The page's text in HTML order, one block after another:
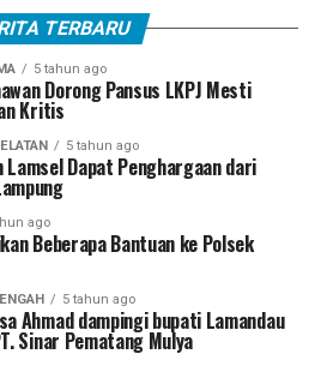
TERBARU
5 tahun ago
Dorong Pansus LKPJ Mesti
Kritis
5 tahun ago
Lamsel Dapat Penghargaan dari
ago
Beberapa Bantuan ke Polsek
5 tahun ago
Ahmad dampingi bupati Lamandau
Sinar Pematang Mulya